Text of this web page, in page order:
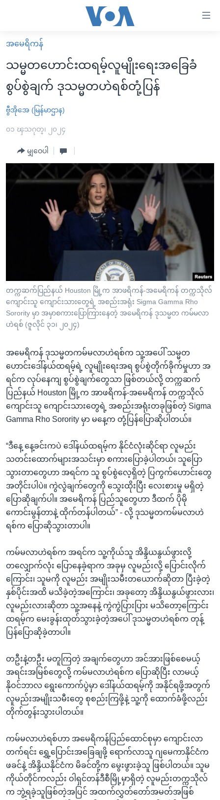
လွယ်ကူ
စေ
သည့်
Link
များ
ပင်မ
ကြည့်
ကြည့်
ရန်
ရှာဖွေ
သို့
ကျော်
ရန်
မူလစာမျက်နှာ
မြန်မာ
ကမ္ဘာ့သတင်းများ
နိုင်ငံတကာ
အစ္စရေး-ပါလက်စတိုင်း
ဗွီဒီယို
အင်္ဂလိပ်စာလေ့လာမယ်
အမေရိကန်သုံးအီဒီယံ
ရုပ်ရှင်ထဲက အင်္ဂလိပ်စာ
သုတပဒေသာ အင်္ဂလိပ်စာ
အပတ်စဉ်ကဏ္ဍများ
ရေဒီယိုနှင့်ရုပ်သံ အချက်အလက်များ
ရေဒီယို/တီဗွီအစီအစဉ်
ဘာသာစကားများ
အမေရိကန်
သမ္မတဟောင်းထရမ့်လူမျိုးရေးအခြေခံ
စွပ်စွဲချက် ဒုသမ္မတဟဲရစ်တုံ့ပြန်
ဗွီအိုအေ (မြန်မာဌာန)
၀၁ ၾသဂုတ္၊ ၂၀၂၄
မျှဝေပါ
တက္ကဆက်ပြည်နယ် Houston မြို့က အာဖရိကန်-အမေရိကန် တက္ကသိုလ်
ကျောင်းသူ ကျောင်းသားတွေရဲ့ အစည်းအရုံး Sigma Gamma Rho
Sorority မှာ အမှာစကားပြောကြားနေတဲ့ အမေရိကန် ဒုသမ္မတ ကမ်မလာ
ဟဲရစ် (ဇူလိုင် ၃၁၊ ၂၀၂၄)
အမေရိကန် ဒုသမ္မတကမ်မလာဟဲရစ်က သူ့အပေါ် သမ္မတ
ဟောင်းဒေါ်နယ်ထရမ့်ရဲ့ လူမျိုးရေးအရ စွပ်စွဲတိုက်ခိုက်မှုဟာ အ
ရင်က လုပ်နေကျ စွပ်စွဲချက်တွေသာ ဖြစ်တယ်လို့ တက္ကဆက်
ပြည်နယ် Houston မြို့က အာဖရိကန်-အမေရိကန် တက္ကသိုလ်
ကျောင်းသူ ကျောင်းသားတွေရဲ့ အစည်းအရုံးတခုဖြစ်တဲ့ Sigma
Gamma Rho Sorority မှာ မနေ့က တုံ့ပြန်ပြောဆိုပါတယ်။
“ဒီနေ့ နေ့ခင်းကပဲ ဒေါ်နယ်ထရမ့်က နိုင်ငံလုံးဆိုင်ရာ လူမည်း
သတင်းထောက်များအသင်းမှာ စကားပြောခဲ့ပါတယ်၊ သူပြော
သွားတာတွေဟာ အရင်က သူ စွပ်စွဲလေ့ရှိတဲ့ ပြကွက်ဟောင်းတွေ
အတိုင်းပါပဲ။ ကွဲလွဲချက်တွေကို သွေးထိုးပြီး လေးစားမှု မရှိတဲ့
ပြောဆိုချက်ပါ။ အမေရိကန် ပြည်သူတွေဟာ ဒီထက် ပိုမို
ကောင်းမွန်တာနဲ့ ထိုက်တန်ပါတယ်” - လို့ ဒုသမ္မတကမ်မလာဟဲ
ရစ်က ပြောဆိုသွားတာပါ။
ကမ်မလာဟဲရစ်က အရင်က သူ့ကိုယ်သူ အိန္ဒိယနွယ်ဖွားလို့
တလျှောက်လုံး ပြောနေခဲ့ရာက အခုမှ လူမည်းလို့ ပြောင်းလိုက်
ကြောင်း၊ သူမကို လူမည်း အမျိုးသမီးတယောက်ဆိုတာ ပြီးခဲ့တဲ့
နှစ်ပိုင်းအထိ မသိခဲ့တဲ့အကြောင်း၊ အခုတော့ အိန္ဒိယနွယ်ဖွားလား၊
လူမည်းလားဆိုတာ သူ့အနေနဲ့ ကွဲကွဲပြားပြား မသိတော့ကြောင်း
ထရမ့်က မေးခွန်းထုတ်သွားခဲ့တဲ့အပေါ် ဒုသမ္မတဟဲရစ်က တုန့်
ပြန်ပြောဆိုခဲ့တာပါ။
တဦးနဲ့တဦး မတူကြတဲ့ အချက်တွေဟာ အင်အားဖြစ်စေမယ့်
အရင်းအမြစ်တွေလို့ ကမ်မလာဟဲရစ်က ပြောဆိုပြီး လာမယ့်
နိုဝင်ဘာလ ရွေးကောက်ပွဲမှာ ဒေါ်နယ်ထရမ့်ကို အနိုင်ရဖို့အတွက်
လူမည်းအမျိုးသမီးတွေ စုစည်းကြဖို့နဲ့ သူ့ကို ထောက်ခံဖို့လည်း
တိုက်တွန်းသွားပါတယ်။
ကမ်မလာဟဲရစ်ဟာ အမေရိကန်ပြည်ထောင်စုမှာ ကျောင်းလာ
တက်ရင်း ရွှေ့ပြောင်းအခြေချဖို့ ရောက်လာသူ ဂျမေကာနိုင်ငံက
ဖခင်နဲ့ အိန္ဒိယနိုင်ငံက မိခင်တို့က မွေးဖွားခဲ့သူ ဖြစ်ပါတယ်။ သူမ
ကိုယ်တိုင်ကလည်း ဝါရှင်တန်ဒီစီမြို့မှာရှိတဲ့ လူမည်းတက္ကသိုလ်
က ဘွဲ့ရခဲ့သူဖြစ်တဲ့အပြင် အထက်လွှတ်တော်အမတ်အဖြစ်